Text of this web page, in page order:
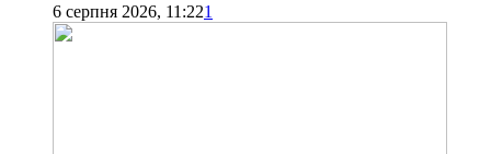
6 серпня 2026, 11:221